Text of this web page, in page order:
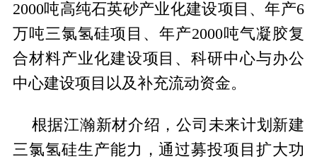
2000吨高纯石英砂产业化建设项目、年产6
万吨三氯氢硅项目、年产2000吨气凝胶复
合材料产业化建设项目、科研中心与办公
中心建设项目以及补充流动资金。
根据江瀚新材介绍，公司未来计划新建
三氯氢硅生产能力，通过募投项目扩大功